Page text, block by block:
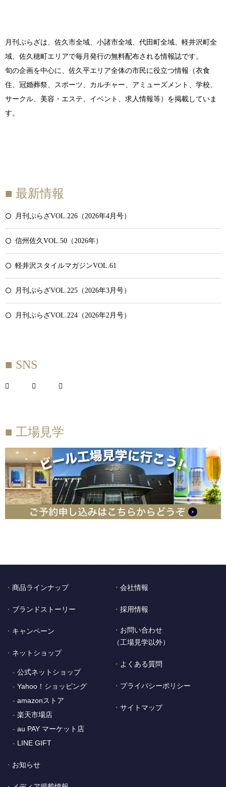
月刊ぷらざは、佐久市全域、小諸市全域、代田町全域、軽井沢町全
域、佐久穂町エリアで毎月発行の無料配布される情報誌です。
旬の企画を中心に、佐久平エリア全体の市民に役立つ情報（衣食
住、冠婚葬祭、スポーツ、カルチャー、アミューズメント、学校、
サークル、美容・エステ、イベント、求人情報等）を掲載していま
す。
■ 最新情報
月刊ぷらざVOL.226（2026年4月号）
信州佐久VOL.50（2026年）
軽井沢スタイルマガジンVOL.61
月刊ぷらざVOL.225（2026年3月号）
月刊ぷらざVOL.224（2026年2月号）
■ SNS
■ 工場見学
商品ラインナップ
ブランドストーリー
キャンペーン
ネットショップ
公式ネットショップ
Yahoo！ショッピング
amazonストア
楽天市場店
au PAY マーケット店
LINE GIFT
お知らせ
会社情報
採用情報
お問い合わせ
（工場見学以外）
よくある質問
プライバシーポリシー
サイトマップ